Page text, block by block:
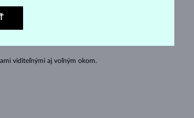
viditeľnými aj voľným okom.